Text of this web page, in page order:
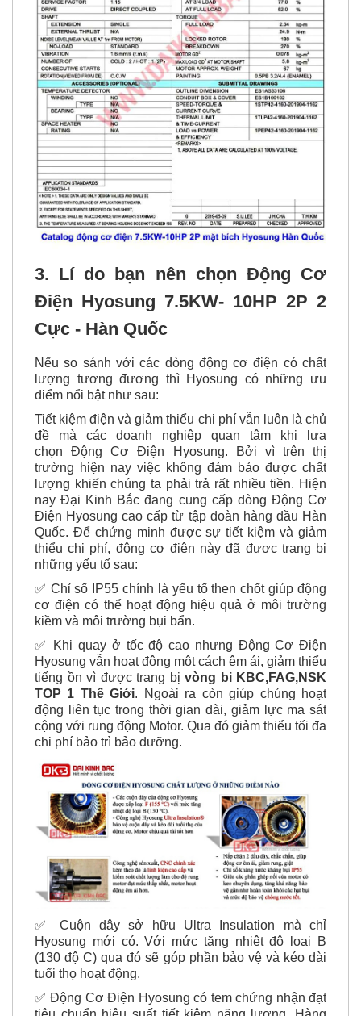
3. Lí do bạn nên chọn Động Cơ
Điện Hyosung 7.5KW- 10HP 2P 2
Nếu so sánh với các dòng động cơ điện có chất
lượng tương đương thì Hyosung có những ưu
điểm nổi bật như sau:
Tiết kiệm điện và giảm thiểu chi phí vẫn luôn là chủ
đề mà các doanh nghiệp quan tâm khi lựa
chọn Động Cơ Điện Hyosung. Bởi vì trên thị
trường hiện nay việc không đảm bảo được chất
lượng khiến chúng ta phải trả rất nhiều tiền. Hiện
nay Đại Kinh Bắc đang cung cấp dòng Động Cơ
Điện Hyosung cao cấp từ tập đoàn hàng đầu Hàn
Quốc. Để chứng minh được sự tiết kiệm và giảm
thiểu chi phí, động cơ điện này đã được trang bị
những yếu tố sau:
✅ Chỉ số IP55 chính là yếu tố then chốt giúp động
cơ điện có thể hoạt động hiệu quả ở môi trường
kiềm và môi trường bụi bẩn.
✅ Khi quay ở tốc độ cao nhưng Động Cơ Điện
Hyosung vẫn hoạt động một cách êm ái, giảm thiểu
tiếng ồn vì được trang bị vòng bi KBC,FAG,NSK
TOP 1 Thế Giới. Ngoài ra còn giúp chúng hoạt
động liên tục trong thời gian dài, giảm lực ma sát
cộng với rung động Motor. Qua đó giảm thiểu tối đa
chi phí bảo trì bảo dưỡng.
✅ Cuộn dây sở hữu Ultra Insulation mà chỉ
Hyosung mới có. Với mức tăng nhiệt độ loại B
(130 độ C) qua đó sẽ góp phần bảo vệ và kéo dài
tuổi thọ hoạt động.